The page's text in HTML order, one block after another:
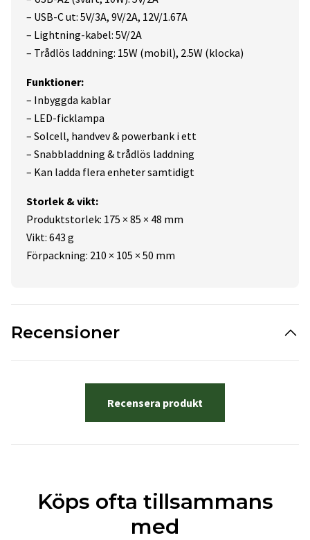
– USB-C ut: 5V/3A, 9V/2A, 12V/1.67A
– Lightning-kabel: 5V/2A
– Trådlös laddning: 15W (mobil), 2.5W (klocka)
Funktioner:
– Inbyggda kablar
– LED-ficklampa
– Solcell, handvev & powerbank i ett
– Snabbladdning & trådlös laddning
– Kan ladda flera enheter samtidigt
Storlek & vikt:
Produktstorlek: 175 × 85 × 48 mm
Vikt: 643 g
Förpackning: 210 × 105 × 50 mm
Recensioner
Recensera produkt
Köps ofta tillsammans
med